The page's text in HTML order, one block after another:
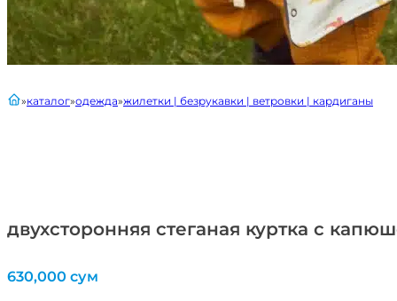
двухсторонняя стеганая куртка с
главнаякаталог одежда жилетки | безрукавки | ветровки | кардиганы
630,000 сум